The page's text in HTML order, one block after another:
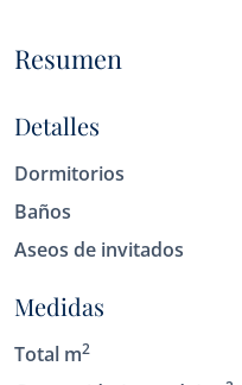
Resumen
Detalles
Dormitorios
Baños
Aseos de invitados
Medidas
Total m2